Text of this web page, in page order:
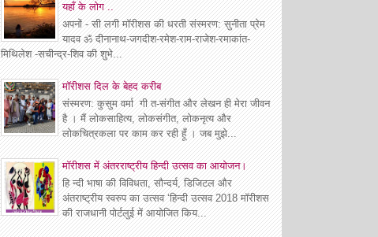
यहाँ के लोग ..
अपनों - सी लगी मॉरीशस की धरती संस्मरण: सुनीता प्रेम
यादव ॐ दीनानाथ-जगदीश-रमेश-राम-राजेश-रमाकांत-
मिथिलेश -सचीन्द्र-शिव की शुभे...
माॅरीशस दिल के बेहद करीब
संस्मरण: कुसुम वर्मा गी त-संगीत और लेखन ही मेरा जीवन
है । मैं लोकसाहित्य, लोकसंगीत, लोकनृत्य और
लोकचित्रकला पर काम कर रही हूँ । जब मुझे...
मॉरीशस में अंतरराष्ट्रीय हिन्दी उत्सव का आयोजन।
हि न्दी भाषा की विविधता, सौन्दर्य, डिजिटल और
अंतराष्ट्रीय स्वरुप का उत्सव ‘हिन्दी उत्सव 2018 मॉरीशस
की राजधानी पोर्टलुई में आयोजित किय...